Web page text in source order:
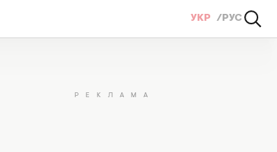
УКР РУС